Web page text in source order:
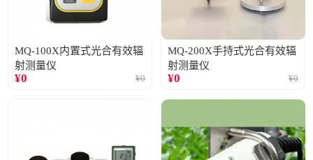
MQ-100X内置式光合有效辐
射测量仪
¥0 ¥0
MQ-200X手持式光合有效辐
射测量仪
¥0 ¥0